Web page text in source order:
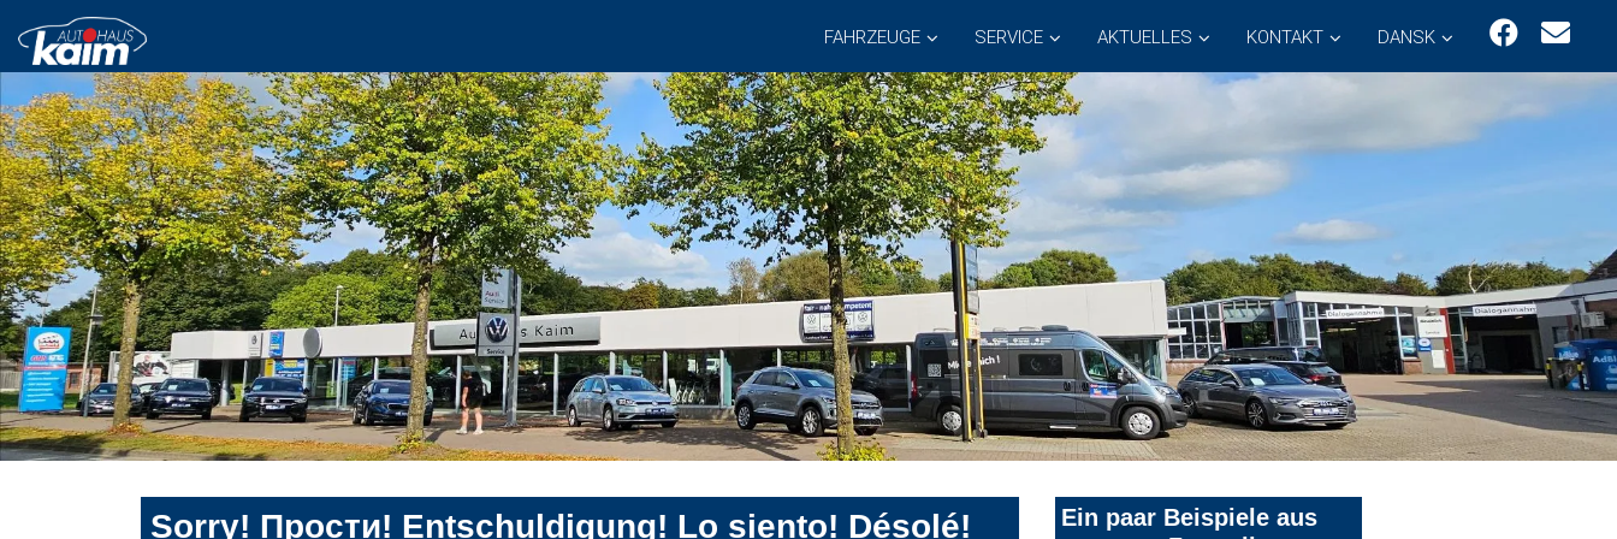
FAHRZEUGE SERVICE AKTUELLES KONTAKT DANSK
Sorry! Прости! Entschuldigung! Lo siento! Désolé!
Ein paar Beispiele aus